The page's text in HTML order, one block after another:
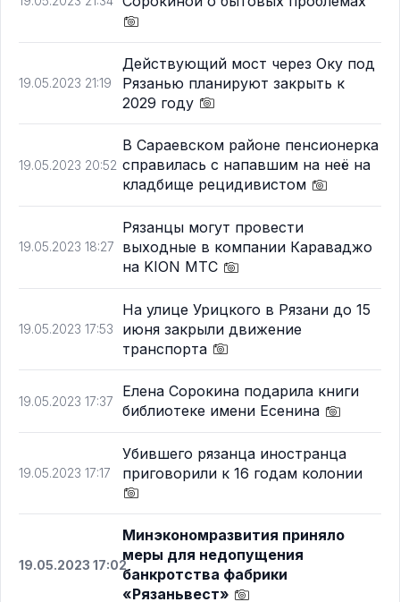
19.05.2023 21:19
Действующий мост через Оку под
Рязанью планируют закрыть к
2029 году
19.05.2023 20:52
В Сараевском районе пенсионерка
справилась с напавшим на неё на
кладбище рецидивистом
19.05.2023 18:27
Рязанцы могут провести
выходные в компании Караваджо
на KION МТС
19.05.2023 17:53
На улице Урицкого в Рязани до 15
июня закрыли движение
транспорта
19.05.2023 17:37
Елена Сорокина подарила книги
библиотеке имени Есенина
19.05.2023 17:17
Убившего рязанца иностранца
приговорили к 16 годам колонии
19.05.2023 17:02
Минэкономразвития приняло
меры для недопущения
банкротства фабрики
«Рязаньвест»